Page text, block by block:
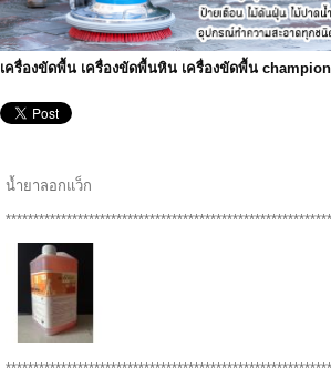
เครื่องขัดพื้น เครื่องขัดพื้นหิน เครื่องขัดพื้น champion
น้ำยาลอกแว็ก